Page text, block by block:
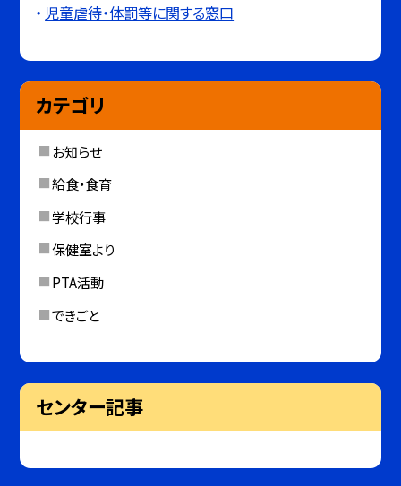
児童虐待・体罰等に関する窓口
カテゴリ
お知らせ
給食・食育
学校行事
保健室より
PTA活動
できごと
センター記事